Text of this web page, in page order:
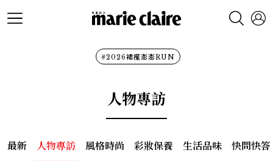
#2026裙襬澎澎RUN
人物專訪
最新 人物專訪 風格時尚 彩妝保養 生活品味 快問快答